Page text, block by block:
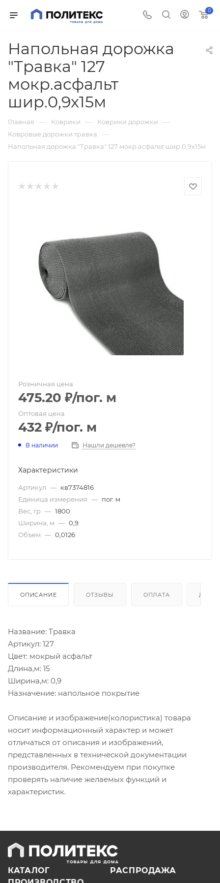
0
Напольная дорожка
"Травка" 127
мокр.асфальт
шир.0,9x15м
Главная — Коврики — Коврики дорожки —
Ковровые дорожки травка —
Напольная дорожка "Травка" 127 мокр.асфальт шир.0,9x15м
Розничная цена
475.20 ₽/пог. м
Оптовая цена
432 ₽/пог. м
В наличии Нашли дешевле?
Характеристики
Артикул — кв7374816
Единица измерения — пог. м
Вес, гр — 1800
Ширина, м — 0,9
Объем — 0,0126
ОПИСАНИЕ ОТЗЫВЫ ОПЛАТА
Название: Травка
Артикул: 127
Цвет: мокрый асфальт
Длина,м: 15
Ширина,м: 0,9
Назначение: напольное покрытие
Описание и изображение(колористика) товара
носит информационный характер и может
отличаться от описания и изображений,
представленных в технической документации
производителя. Рекомендуем при покупке
проверять наличие желаемых функций и
характеристик.
КАТАЛОГ
РАСПРОДАЖА